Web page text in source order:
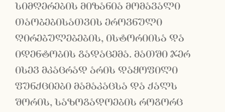
სიმღერების მიზანია მომავალი
თაობებისათვის ეროვნული
ღირებულებების, ისტორიისა და
იდენტობის გადაცემა. მათში ჯერ
ისევ მკაცრად არის დაყოფილი
ფუნქციები მამაკაცსა და ქალს
შორის, საზოგადოების როგორც